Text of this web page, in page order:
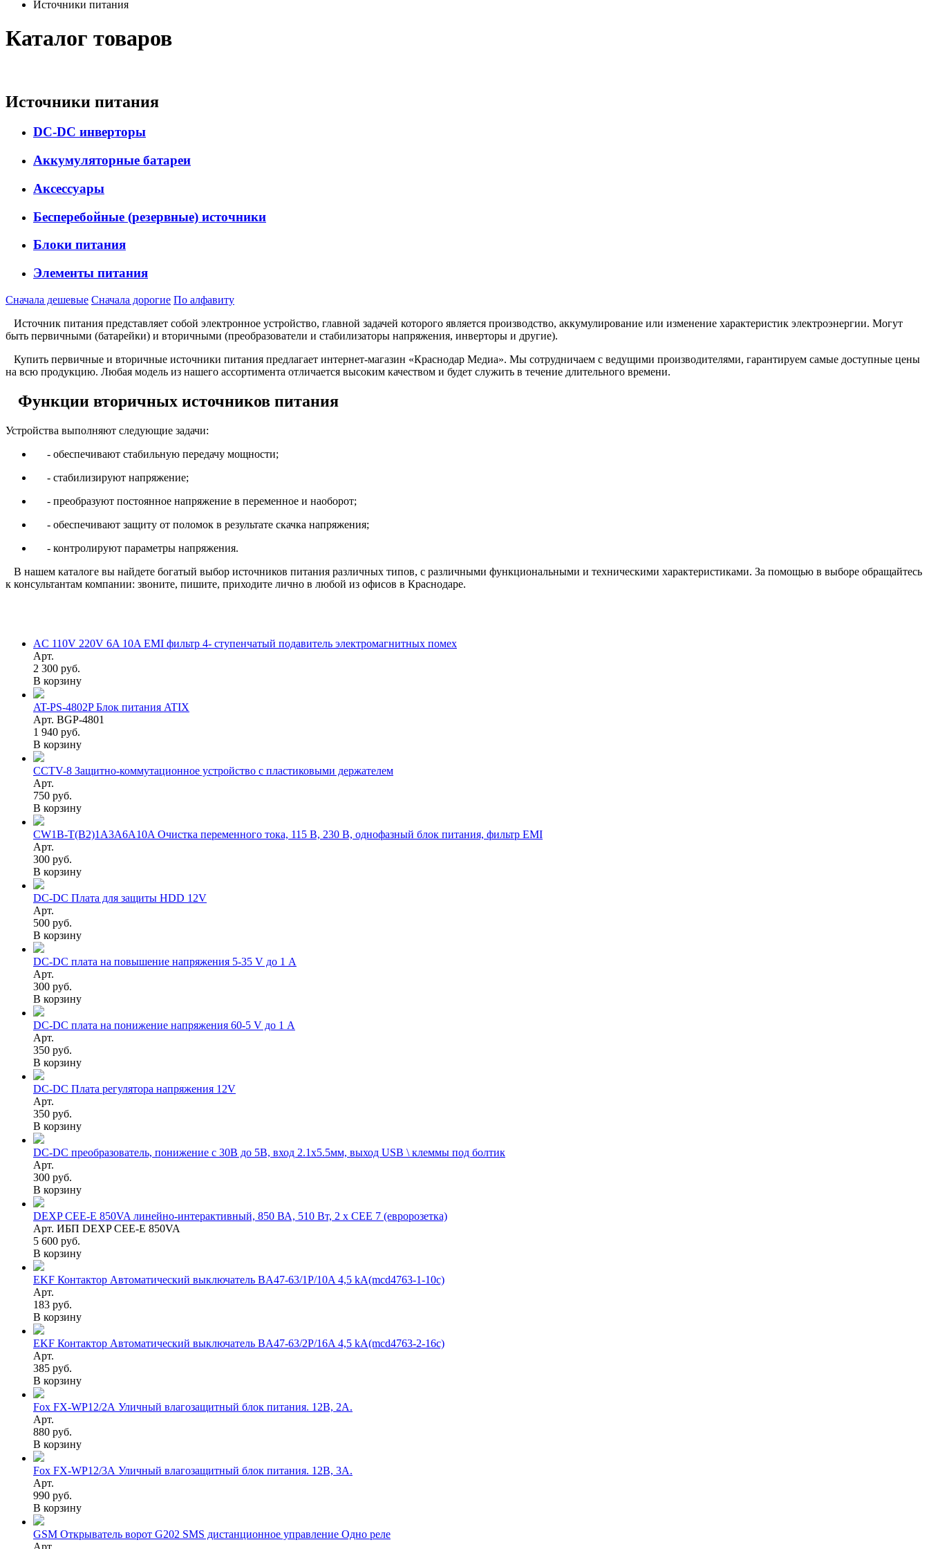
Источники питания
Каталог товаров
Источники питания
DC-DC инверторы
Аккумуляторные батареи
Аксессуары
Бесперебойные (резервные) источники
Блоки питания
Элементы питания
Сначала дешевые Сначала дорогие По алфавиту
Источник питания представляет собой электронное устройство, главной задачей которого является производство, аккумулирование или изменение характеристик электроэнергии. Могут
быть первичными (батарейки) и вторичными (преобразователи и стабилизаторы напряжения, инверторы и другие).
Купить первичные и вторичные источники питания предлагает интернет-магазин «Краснодар Медиа». Мы сотрудничаем с ведущими производителями, гарантируем самые доступные цены
на всю продукцию. Любая модель из нашего ассортимента отличается высоким качеством и будет служить в течение длительного времени.
Функции вторичных источников питания
Устройства выполняют следующие задачи:
- обеспечивают стабильную передачу мощности;
- стабилизируют напряжение;
- преобразуют постоянное напряжение в переменное и наоборот;
- обеспечивают защиту от поломок в результате скачка напряжения;
- контролируют параметры напряжения.
В нашем каталоге вы найдете богатый выбор источников питания различных типов, с различными функциональными и техническими характеристиками. За помощью в выборе обращайтесь
к консультантам компании: звоните, пишите, приходите лично в любой из офисов в Краснодаре.
AC 110V 220V 6A 10A EMI фильтр 4- ступенчатый подавитель электромагнитных помех
Арт.
2 300 руб.
В корзину
AT-PS-4802P Блок питания ATIX
Арт. BGP-4801
1 940 руб.
В корзину
CCTV-8 Защитно-коммутационное устройство с пластиковыми держателем
Арт.
750 руб.
В корзину
CW1B-T(B2)1A3A6A10A Очистка переменного тока, 115 В, 230 В, однофазный блок питания, фильтр EMI
Арт.
300 руб.
В корзину
DC-DC Плата для защиты HDD 12V
Арт.
500 руб.
В корзину
DC-DC плата на повышение напряжения 5-35 V до 1 А
Арт.
300 руб.
В корзину
DC-DC плата на понижение напряжения 60-5 V до 1 А
Арт.
350 руб.
В корзину
DC-DC Плата регулятора напряжения 12V
Арт.
350 руб.
В корзину
DC-DC преобразователь, понижение с 30В до 5В, вход 2.1х5.5мм, выход USB \ клеммы под болтик
Арт.
300 руб.
В корзину
DEXP CEE-E 850VA линейно-интерактивный, 850 ВА, 510 Вт, 2 х CEE 7 (евророзетка)
Арт. ИБП DEXP CEE-E 850VA
5 600 руб.
В корзину
EKF Контактор Автоматический выключатель BA47-63/1P/10A 4,5 kA(mcd4763-1-10c)
Арт.
183 руб.
В корзину
EKF Контактор Автоматический выключатель BA47-63/2P/16A 4,5 kA(mcd4763-2-16c)
Арт.
385 руб.
В корзину
Fox FX-WP12/2А Уличный влагозащитный блок питания. 12В, 2А.
Арт.
880 руб.
В корзину
Fox FX-WP12/3А Уличный влагозащитный блок питания. 12В, 3А.
Арт.
990 руб.
В корзину
GSM Открыватель ворот G202 SMS дистанционное управление Одно реле
Арт.